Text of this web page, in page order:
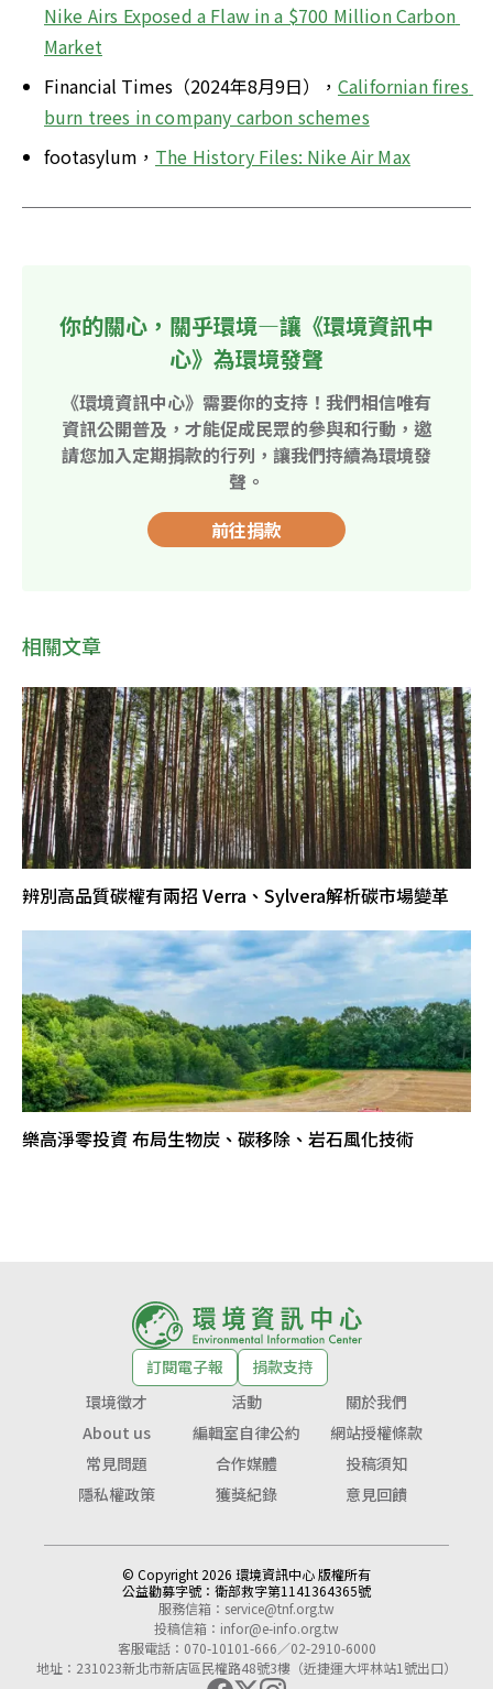
Nike Airs Exposed a Flaw in a $700 Million Carbon
Market
Financial Times（2024年8月9日）， Californian fires
burn trees in company carbon schemes
footasylum， The History Files: Nike Air Max
你的關心，關乎環境—讓《環境資訊中
心》為環境發聲
《環境資訊中心》需要你的支持！我們相信唯有
資訊公開普及，才能促成民眾的參與和行動，邀
請您加入定期捐款的行列，讓我們持續為環境發
聲。
前往捐款
相關文章
辨別高品質碳權有兩招 Verra、Sylvera解析碳市場變革
樂高淨零投資 布局生物炭、碳移除、岩石風化技術
訂閱電子報
捐款支持
環境徵才
活動
關於我們
About us
編輯室自律公約
網站授權條款
常見問題
合作媒體
投稿須知
隱私權政策
獲獎紀錄 意見回饋
© Copyright 2026 環境資訊中心 版權所有
公益勸募字號： 衛部救字第1141364365號
服務信箱： service@tnf.org.tw
投稿信箱： infor@e-info.org.tw
客服電話：070-10101-666／02-2910-6000
地址：231023新北市新店區民權路48號3樓（近捷運大坪林站1號出口）